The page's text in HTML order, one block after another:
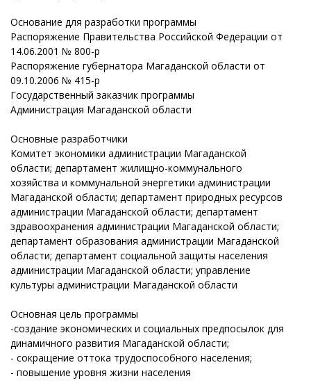
Основание для разработки программы
Распоряжение Правительства Российской Федерации от
14.06.2001 № 800-р
Распоряжение губернатора Магаданской области от
09.10.2006 № 415-р
Государственный заказчик программы
Администрация Магаданской области
Основные разработчики
Комитет экономики администрации Магаданской
области; департамент жилищно-коммунального
хозяйства и коммунальной энергетики администрации
Магаданской области; департамент природных ресурсов
администрации Магаданской области; департамент
здравоохранения администрации Магаданской области;
департамент образования администрации Магаданской
области; департамент социальной защиты населения
администрации Магаданской области; управление
культуры администрации Магаданской области
Основная цель программы
-создание экономических и социальных предпосылок для
динамичного развития Магаданской области;
- сокращение оттока трудоспособного населения;
- повышение уровня жизни населения